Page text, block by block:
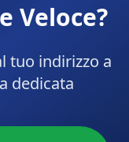
Veloce?
tuo indirizzo a
dedicata